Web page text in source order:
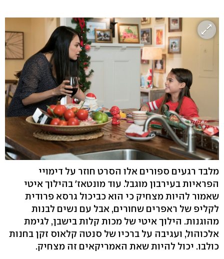
מלבד רגעים ספורים אלו הסרט חוזר על דימויי
הפראיות בעירבון מוגבל. עוד מונטאז' בהילוך איטי
שאמור להיות מצחיק כי הוא כביכול גרסא פרודית
לקליפ של ראפרים שחורים, אבל עם נשים לבנות
מהוגנות. הילוך איטי של מכות קלות בישבן, לגימת
אלכוהול, ועגיבה על ברכיו של סנטה קלאוס זקן בחנות
כולבו. יכול להיות שאת האמריקאים זה מצחיק.